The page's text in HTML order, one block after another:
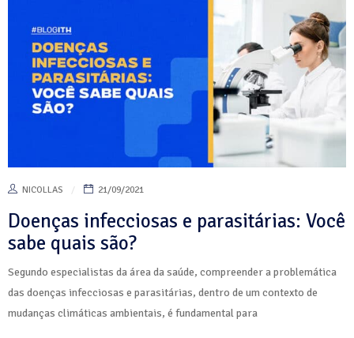
NICOLLAS 21/09/2021
Doenças infecciosas e parasitárias: Você
sabe quais são?
Segundo especialistas da área da saúde, compreender a problemática
das doenças infecciosas e parasitárias, dentro de um contexto de
mudanças climáticas ambientais, é fundamental para